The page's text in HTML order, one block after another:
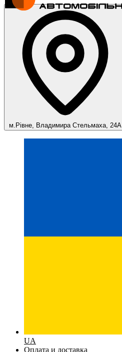
м.Рівне, Владимира Стельмаха, 24А
UA
Оплата и доставка